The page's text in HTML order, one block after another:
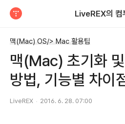
LiveREX의 컴
맥(Mac) OS/> Mac 활용팁
맥(Mac) 초기화
방법, 기능별 차이
LiveREX 2016. 6. 28. 07:00